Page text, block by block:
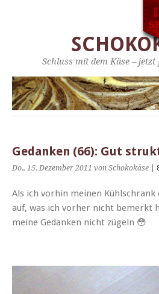
Schluss mit dem Käse – jetzt
Gedanken (66): Gut
Do., 15. Dezember 2011 von Schokokäse
Als ich vorhin meinen
auf, was ich vorher nicht bemerkt
meine Gedanken nicht zügeln 😳